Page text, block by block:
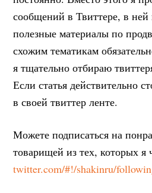
сообщений в Твиттере, в ней
полезные материалы по
схожим тематикам
я тщательно отбираю
Если статья действительно
в своей твиттер ленте.
Можете подписаться на
товарищей из тех, которых я
twitter.com/#!/shakinru/